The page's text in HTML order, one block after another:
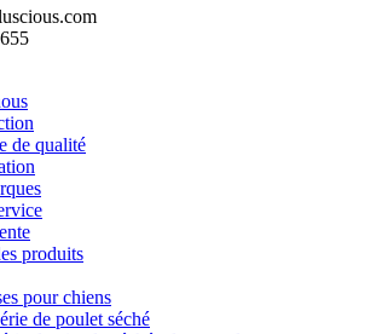
de qualité
produits
pour chiens
de poulet séché